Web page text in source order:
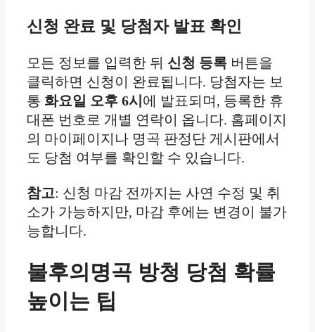
신청 완료 및 당첨자 발표 확인
모든 정보를 입력한 뒤 신청 등록 버튼을
클릭하면 신청이 완료됩니다. 당첨자는 보
통 화요일 오후 6시 에 발표되며, 등록한 휴
대폰 번호로 개별 연락이 옵니다. 홈페이지
의 마이페이지나 명곡 판정단 게시판에서
도 당첨 여부를 확인할 수 있습니다.
참고: 신청 마감 전까지는 사연 수정 및 취
소가 가능하지만, 마감 후에는 변경이 불가
능합니다.
불후의명곡 방청 당첨 확률
높이는 팁